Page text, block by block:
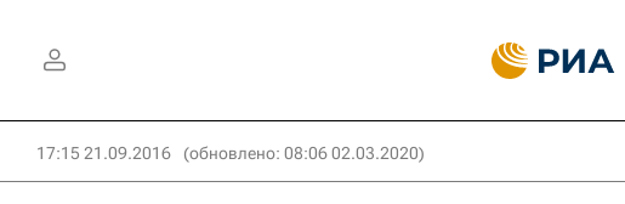
17:15 21.09.2016 (обновлено: 08:06 02.03.2020)